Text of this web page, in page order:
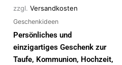
zzgl. Versandkosten
Geschenkideen
Persönliches und
einzigartiges Geschenk zur
Taufe, Kommunion, Hochzeit,